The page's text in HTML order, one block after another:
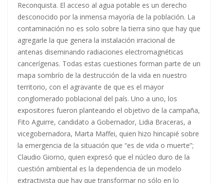
Reconquista. El acceso al agua potable es un derecho
desconocido por la inmensa mayoría de la población. La
contaminación no es solo sobre la tierra sino que hay que
agregarle la que genera la instalación irracional de
antenas diseminando radiaciones electromagnéticas
cancerígenas. Todas estas cuestiones forman parte de un
mapa sombrío de la destrucción de la vida en nuestro
territorio, con el agravante de que es el mayor
conglomerado poblacional del país. Uno a uno, los
expositores fueron planteando el objetivo de la campaña,
Fito Aguirre, candidato a Gobernador, Lidia Braceras, a
vicegobernadora, Marta Maffei, quien hizo hincapié sobre
la emergencia de la situación que “es de vida o muerte”;
Claudio Giorno, quien expresó que el núcleo duro de la
cuestión ambiental es la dependencia de un modelo
extractivista que hay que transformar no sólo en lo